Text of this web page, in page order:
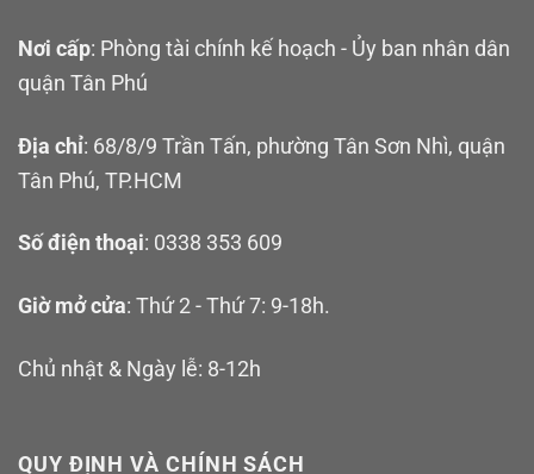
Nơi cấp: Phòng tài chính kế hoạch - Ủy ban nhân dân
quận Tân Phú
Địa chỉ: 68/8/9 Trần Tấn, phường Tân Sơn Nhì, quận
Tân Phú, TP.HCM
Số điện thoại: 0338 353 609
Giờ mở cửa: Thứ 2 - Thứ 7: 9-18h.
Chủ nhật & Ngày lễ: 8-12h
QUY ĐỊNH VÀ CHÍNH SÁCH